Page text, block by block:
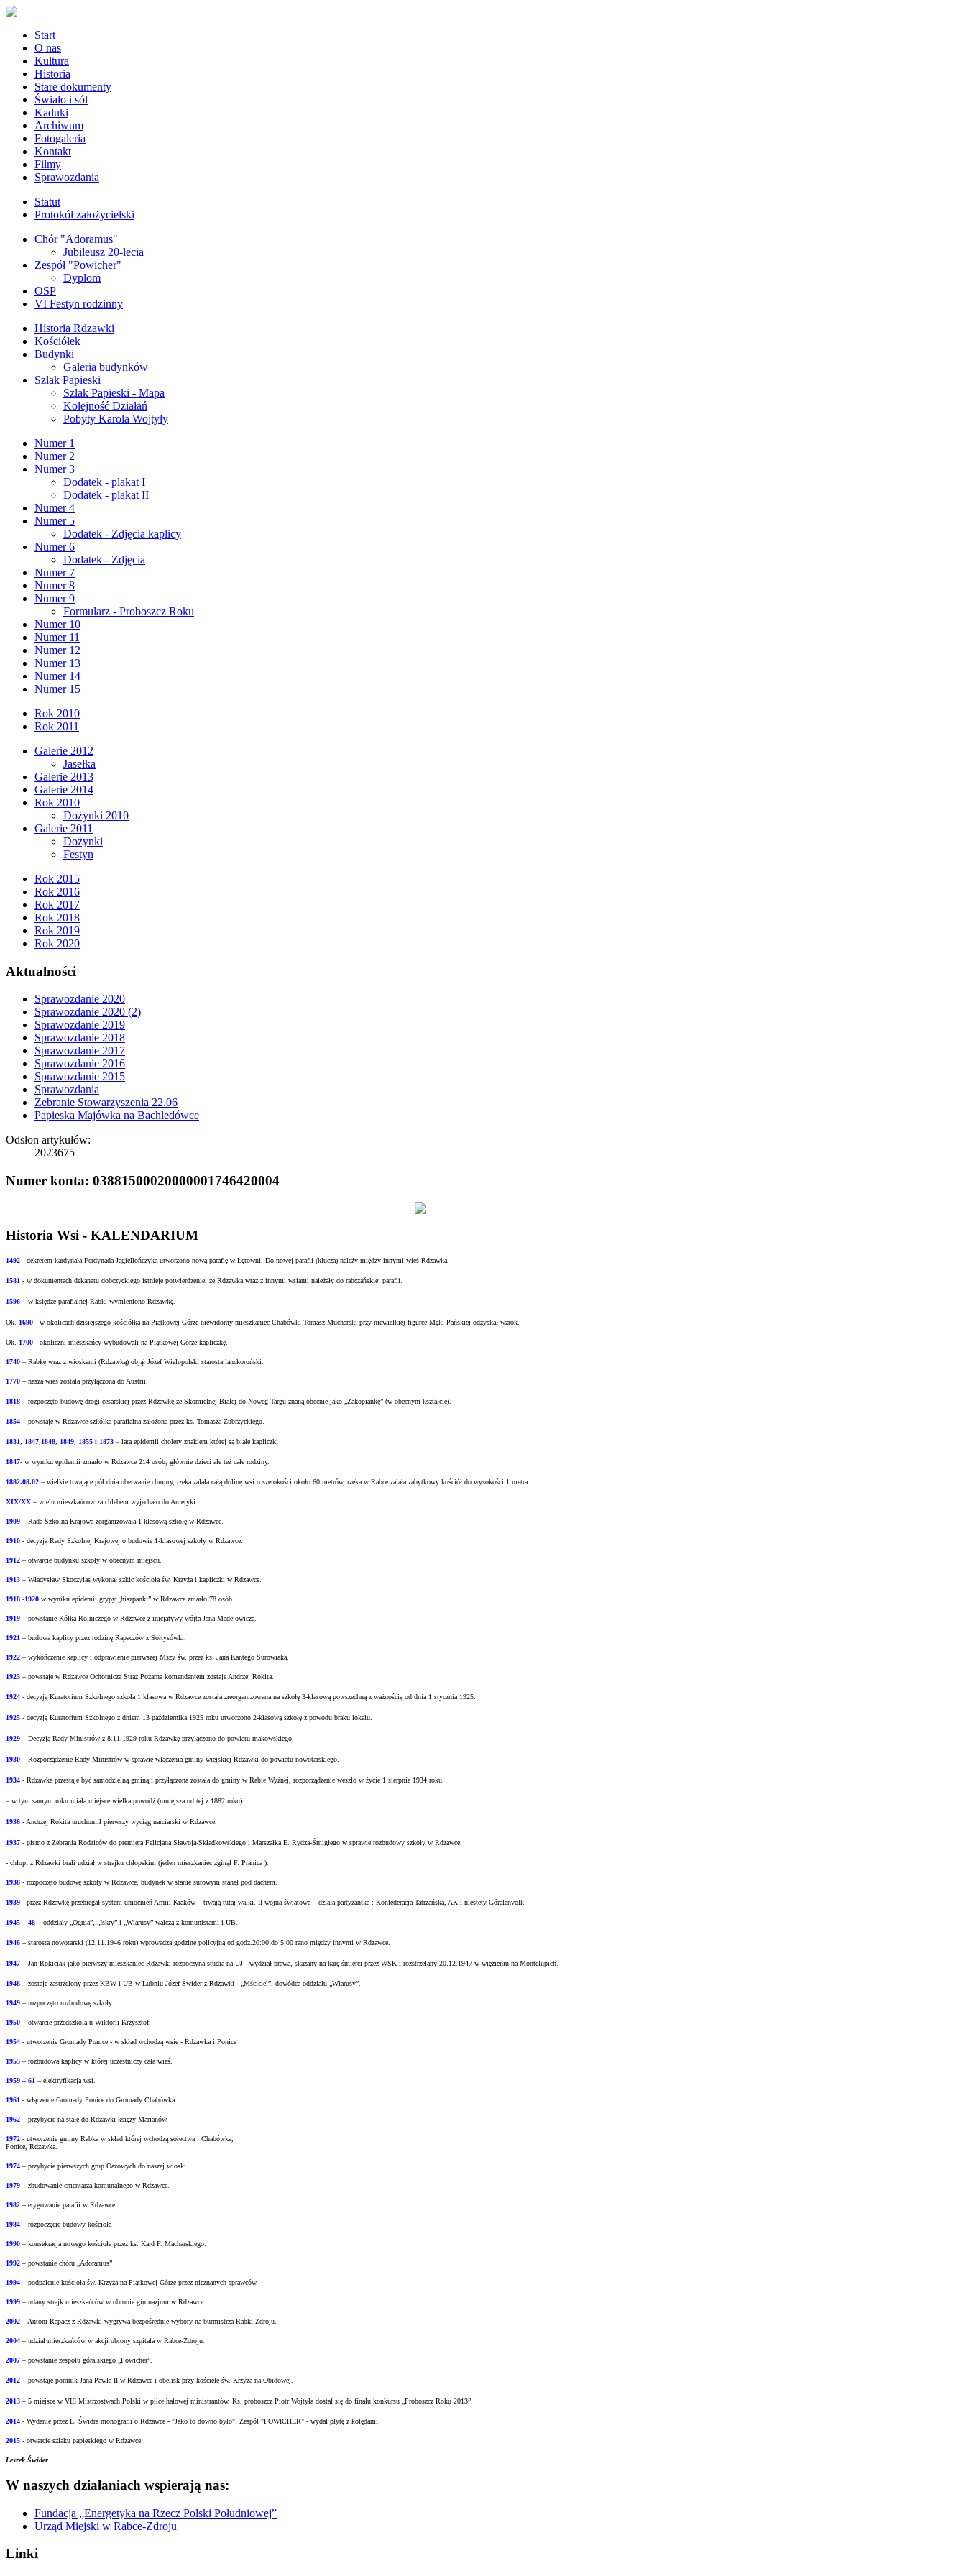
Start
O nas
Kultura
Historia
Stare dokumenty
Świało i sól
Kaduki
Archiwum
Fotogaleria
Kontakt
Filmy
Sprawozdania
Statut
Protokół założycielski
Chór "Adoramus"
Jubileusz 20-lecia
Zespół "Powicher"
Dyplom
OSP
VI Festyn rodzinny
Historia Rdzawki
Kościółek
Budynki
Galeria budynków
Szlak Papieski
Szlak Papieski - Mapa
Kolejność Działań
Pobyty Karola Wojtyły
Numer 1
Numer 2
Numer 3
Dodatek - plakat I
Dodatek - plakat II
Numer 4
Numer 5
Dodatek - Zdjęcia kaplicy
Numer 6
Dodatek - Zdjęcia
Numer 7
Numer 8
Numer 9
Formularz - Proboszcz Roku
Numer 10
Numer 11
Numer 12
Numer 13
Numer 14
Numer 15
Rok 2010
Rok 2011
Galerie 2012
Jasełka
Galerie 2013
Galerie 2014
Rok 2010
Dożynki 2010
Galerie 2011
Dożynki
Festyn
Rok 2015
Rok 2016
Rok 2017
Rok 2018
Rok 2019
Rok 2020
Aktualności
Sprawozdanie 2020
Sprawozdanie 2020 (2)
Sprawozdanie 2019
Sprawozdanie 2018
Sprawozdanie 2017
Sprawozdanie 2016
Sprawozdanie 2015
Sprawozdania
Zebranie Stowarzyszenia 22.06
Papieska Majówka na Bachledówce
Odsłon artykułów:
2023675
Numer konta: 03881500020000001746420004
Historia Wsi - KALENDARIUM
1492 - dekretem kardynała Ferdynada Jagiellończyka utworzono nowąparafię w Łętowni. Do nowej parafii (klucza) należy między innymi wieś Rdzawka.
1581 - w dokumentach dekanatu dobczyckiego istnieje potwierdzenie, że Rdzawka wraz z innymi wsiami należały do rabczańskiej parafii.
1596 – w księdze parafialnej Rabki wymieniono Rdzawkę.
Ok. 1690 - w okolicach dzisiejszego kościółka na Piątkowej Górze niewidomy mieszkaniec Chabówki Tomasz Mucharski przy niewielkiej figurce Męki Pańskiej odzyskał wzrok.
Ok. 1700 - okoliczni mieszkańcy wybudowali na Piątkowej Górze kapliczkę.
1740 – Rabkę wraz z wioskami (Rdzawką) objął Józef Wielopolski starosta lanckoroński.
1770 – nasza wieś została przyłączona do Austrii.
1818 – rozpoczęto budowę drogi cesarskiej przez Rdzawkę ze Skomielnej Białej do Noweg Targu znaną obecnie jako „Zakopiankę” (w obecnym kształcie).
1854 – powstaje w Rdzawce szkółka parafialna założona przez ks. Tomasza Zubrzyckiego.
1831, 1847,1848, 1849, 1855 i 1873 – lata epidemii cholery znakiem której są białe kapliczki
1847- w wyniku epidemii zmarło w Rdzawce 214 osób, głównie dzieci ale też całe rodziny.
1882.08.02 – wielkie trwające pół dnia oberwanie chmury, rzeka zalała całą dolinę wsi o szerokości około 60 metrów, rzeka w Rabce zalała zabytkowy kościół do wysokości 1 metra.
XIX/XX – wielu mieszkańców za chlebem wyjechało do Ameryki.
1909 – Rada Szkolna Krajowa zorganizowała 1-klasową szkołę w Rdzawce.
1910 - decyzja Rady Szkolnej Krajowej o budowie 1-klasowej szkoły w Rdzawce.
1912 – otwarcie budynku szkoły w obecnym miejscu.
1913 – Władysław Skoczylas wykonał szkic kościoła św. Krzyża i kapliczki w Rdzawce.
1918 -1920 w wyniku epidemii grypy „hiszpanki” w Rdzawce zmarło 78 osób.
1919 – powstanie Kółka Rolniczego w Rdzawce z inicjatywy wójta Jana Madejowicza.
1921 – budowa kaplicy przez rodzinę Rapaczów z Sołtysówki.
1922 – wykończenie kaplicy i odprawienie pierwszej Mszy św. przez ks. Jana Kantego Surowiaka.
1923 – powstaje w Rdzawce Ochotnicza Straż Pożarna komendantem zostaje Andrzej Rokita.
1924 - decyzją Kuratorium Szkolnego szkoła 1 klasowa w Rdzawce została zreorganizowana naszkołę 3-klasową powszechną z ważnością od dnia 1 stycznia 1925.
1925 - decyzją Kuratorium Szkolnego z dniem 13 października 1925 roku utworzono 2-klasowąszkołę z powodu braku lokalu.
1929 – Decyzją Rady Ministrów z 8.11.1929 roku Rdzawkę przyłączono do powiatu makowskiego.
1930 – Rozporządzenie Rady Ministrów w sprawie włączenia gminy wiejskiej Rdzawki do powiatu nowotarskiego.
1934 - Rdzawka przestaje być samodzielną gminą i przyłączona została do gminy w Rabie Wyżnej, rozporządzenie weszło w życie 1 sierpnia 1934 roku.
– w tym samym roku miała miejsce wielka powódź (mniejsza od tej z 1882 roku).
1936 - Andrzej Rokita uruchomił pierwszy wyciąg narciarski w Rdzawce.
1937 - pismo z Zebrania Rodziców do premiera Felicjana Sławoja-Składkowskiego i MarszałkaE. Rydza-Śmigłego w sprawie rozbudowy szkoły w Rdzawce.
- chłopi z Rdzawki brali udział w strajku chłopskim (jeden mieszkaniec zginął F. Pranica ).
1938 - rozpoczęto budowę szkoły w Rdzawce, budynek w stanie surowym stanął pod dachem.
1939 - przez Rdzawkę przebiegał system umocnień Armii Kraków – trwają tutaj walki. II wojna światowa – działa partyzantka : Konfederacja Tatrzańska, AK i niestety Góralenvolk.
1945 – 48 – oddziały „Ognia”, „Iskry” i „Wiarusy” walczą z komunistami i UB.
1946 – starosta nowotarski (12.11.1946 roku) wprowadza godzinę policyjną od godz.20:00 do 5:00 rano między innymi w Rdzawce.
1947 – Jan Rokiciak jako pierwszy mieszkaniec Rdzawki rozpoczyna studia na UJ - wydział prawa, skazany na karę śmierci przez WSK i rozstrzelany 20.12.1947 w więzieniu naMontelupich.
1948 – zostaje zastrzelony przez KBW i UB w Lubniu Józef Świder z Rdzawki - „Mściciel”, dowódca oddziału „Wiarusy”.
1949 – rozpoczęto rozbudowę szkoły.
1950 – otwarcie przedszkola u Wiktorii Krzysztof.
1954 - utworzenie Gromady Ponice - w skład wchodzą wsie - Rdzawka i Ponice
1955 – rozbudowa kaplicy w której uczestniczy cała wieś.
1959 – 61 – elektryfikacja wsi.
1961 - włączenie Gromady Ponice do Gromady Chabówka
1962 – przybycie na stałe do Rdzawki księży Marianów.
1972 - utworzenie gminy Rabka w skład której wchodzą sołectwa : Chabówka,
Ponice, Rdzawka.
1974 – przybycie pierwszych grup Oazowych do naszej wioski.
1979 – zbudowanie cmentarza komunalnego w Rdzawce.
1982 – erygowanie parafii w Rdzawce.
1984 – rozpoczęcie budowy kościoła
1990 – konsekracja nowego kościoła przez ks. Kard F. Macharskiego.
1992 – powstanie chóru „Adoramus”
1994 – podpalenie kościoła św. Krzyża na Piątkowej Górze przez nieznanych sprawców.
1999 – udany strajk mieszkańców w obronie gimnazjum w Rdzawce.
2002 – Antoni Rapacz z Rdzawki wygrywa bezpośrednie wybory na burmistrza Rabki-Zdroju.
2004 – udział mieszkańców w akcji obrony szpitala w Rabce-Zdroju.
2007 – powstanie zespołu góralskiego „Powicher”.
2012 – powstaje pomnik Jana Pawła II w Rdzawce i obelisk przy kościele św. Krzyża naObidowej.
2013 – 5 miejsce w VIII Mistrzostwach Polski w piłce halowej ministrantów. Ks. proboszcz Piotr Wojtyła dostał się do finału konkursu „Proboszcz Roku 2013”.
2014 - Wydanie przez L. Świdra monografii o Rdzawce - "Jako to downo było". Zespół "POWICHER" - wydał płytę z kolędami.
2015 - otwarcie szlaku papieskiego w Rdzawce
Leszek Świder
W naszych działaniach wspierają nas:
Fundacja „Energetyka na Rzecz Polski Południowej”
Urząd Miejski w Rabce-Zdroju
Linki